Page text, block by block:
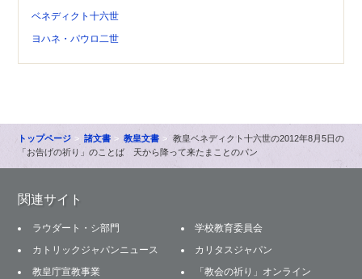
ベネディクト十六世
ヨハネ・パウロ二世
トップページ 諸文書 教皇文書
教皇ベネディクト十六世の2012年8月5日の
「お告げの祈り」のことば 天から降って来たまことのパン
関連サイト
ラウダート・シ部門
学校教育委員会
カトリックジャパンニュース
カリタスジャパン
教皇庁宣教事業
「教会の祈り」オンライン